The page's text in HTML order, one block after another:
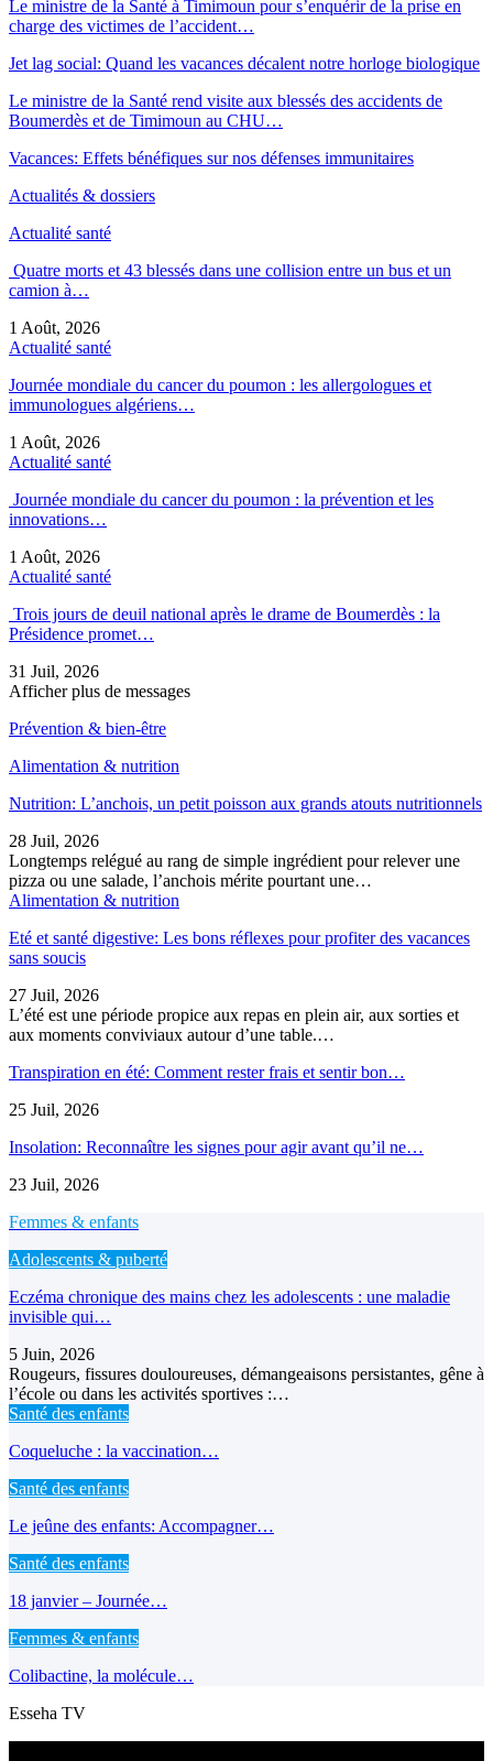
Le ministre de la Santé à Timimoun pour s’enquérir de la prise en
charge des victimes de l’accident…
Jet lag social: Quand les vacances décalent notre horloge biologique
Le ministre de la Santé rend visite aux blessés des accidents de
Boumerdès et de Timimoun au CHU…
Vacances: Effets bénéfiques sur nos défenses immunitaires
Actualités & dossiers
Actualité santé
Quatre morts et 43 blessés dans une collision entre un bus et un
camion à…
1 Août, 2026
Actualité santé
Journée mondiale du cancer du poumon : les allergologues et
immunologues algériens…
1 Août, 2026
Actualité santé
Journée mondiale du cancer du poumon : la prévention et les
innovations…
1 Août, 2026
Actualité santé
Trois jours de deuil national après le drame de Boumerdès : la
Présidence promet…
31 Juil, 2026
Afficher plus de messages
Prévention & bien-être
Alimentation & nutrition
Nutrition: L’anchois, un petit poisson aux grands atouts nutritionnels
28 Juil, 2026
Longtemps relégué au rang de simple ingrédient pour relever une
pizza ou une salade, l’anchois mérite pourtant une…
Alimentation & nutrition
Eté et santé digestive: Les bons réflexes pour profiter des vacances
sans soucis
27 Juil, 2026
L’été est une période propice aux repas en plein air, aux sorties et
aux moments conviviaux autour d’une table.…
Transpiration en été: Comment rester frais et sentir bon…
25 Juil, 2026
Insolation: Reconnaître les signes pour agir avant qu’il ne…
23 Juil, 2026
Femmes & enfants
Adolescents & puberté
Eczéma chronique des mains chez les adolescents : une maladie
invisible qui…
5 Juin, 2026
Rougeurs, fissures douloureuses, démangeaisons persistantes, gêne à
l’école ou dans les activités sportives :…
Santé des enfants
Coqueluche : la vaccination…
Santé des enfants
Le jeûne des enfants: Accompagner…
Santé des enfants
18 janvier – Journée…
Femmes & enfants
Colibactine, la molécule…
Esseha TV